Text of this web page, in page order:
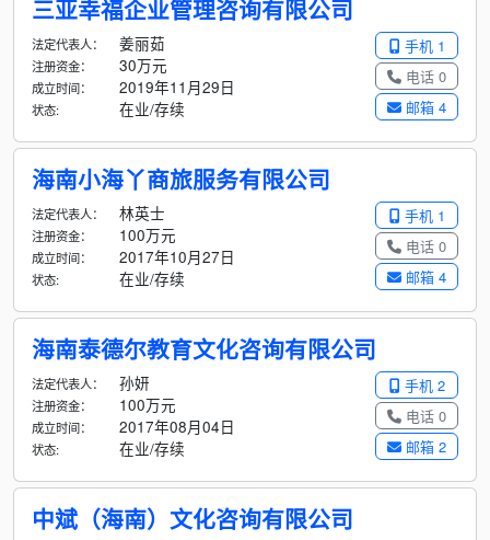
三亚幸福企业管理咨询有限公司
手机 1
电话 0
邮箱 4
法定代表人： 姜丽茹
注册资金： 30万元
成立时间： 2019年11月29日
状态: 在业/存续
海南小海丫商旅服务有限公司
手机 1
电话 0
邮箱 4
法定代表人： 林英士
注册资金： 100万元
成立时间： 2017年10月27日
状态: 在业/存续
海南泰德尔教育文化咨询有限公司
手机 2
电话 0
邮箱 2
法定代表人： 孙妍
注册资金： 100万元
成立时间： 2017年08月04日
状态: 在业/存续
中斌（海南）文化咨询有限公司